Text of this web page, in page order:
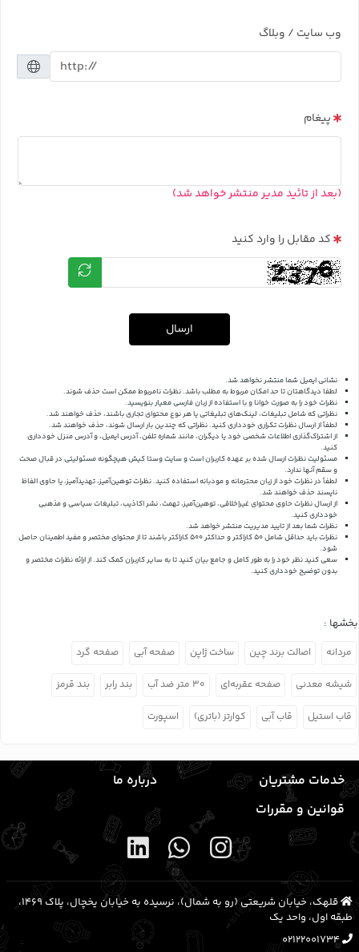
وب سایت / وبلاگ
پیغام
(بعد از تائید مدیر منتشر خواهد شد)
کد مقابل را وارد کنید
ارسال
نشانی ایمیل شما منتشر نخواهد شد.
لطفا دیدگاهتان تا حد امکان مربوط به مطلب باشد. نظرات نامربوط ممکن است حذف شوند.
نظرات خود را به صورت خوانا و با استفاده از زبان فارسی معیار بنویسید.
نظراتی که شامل تبلیغات، لینک‌های تبلیغاتی یا هر نوع محتوای تجاری باشند، حذف خواهند شد.
لطفاً از ارسال نظرات تکراری خودداری کنید. نظراتی که چندین بار ارسال شوند، حذف خواهند شد.
از اشتراک‌گذاری اطلاعات شخصی خود یا دیگران، مانند شماره تلفن، آدرس ایمیل، و آدرس منزل خودداری
کنید.
مسئولیت نظرات ارسال شده بر عهده کاربران است و سایت وستا کیش هیچگونه مسئولیتی در قبال صحت
و سقم آنها ندارد.
لطفاً در نظرات خود از زبان محترمانه و مودبانه استفاده کنید. نظرات توهین‌آمیز، تهدیدآمیز، یا حاوی الفاظ
ناپسند حذف خواهند شد.
از ارسال نظرات حاوی محتوای غیراخلاقی، توهین‌آمیز، تهمت، نشر اکاذیب، تبلیغات سیاسی و مذهبی
خودداری کنید.
نظرات شما بعد از تایید مدیریت منتشر خواهد شد.
نظرات باید حداقل شامل 50 کاراکتر و حداکثر 500 کاراکتر باشند تا از محتوای مختصر و مفید اطمینان حاصل
شود.
سعی کنید نظر خود را به طور کامل و جامع بیان کنید تا به سایر کاربران کمک کند.از ارائه نظرات مختصر و
بدون توضیح خودداری کنید.
بخشها :
مردانه اصالت برند چین ساخت ژاپن صفحه آبی صفحه گرد
شیشه معدنی صفحه عقربه‌ای ۳۰ متر ضد آب بند رابر بند قرمز
قاب استیل قاب آبی کوارتز (باتری) اسپورت
خدمات مشتریان
درباره ما
قوانین و مقررات
قلهک، خیابان شریعتی (رو به شمال)، نرسیده به خیابان یخچال، پلاک ۱۴۶۹،
طبقه اول، واحد یک
02122001734